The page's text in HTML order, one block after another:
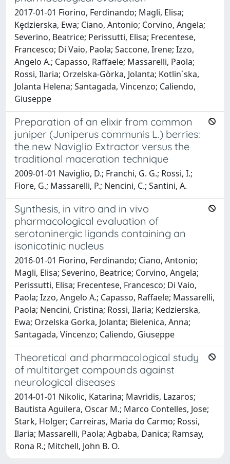
2017-01-01 Fiorino, Ferdinando; Magli, Elisa;
Kȩdzierska, Ewa; Ciano, Antonio; Corvino, Angela;
Severino, Beatrice; Perissutti, Elisa; Frecentese,
Francesco; Di Vaio, Paola; Saccone, Irene; Izzo,
Angelo A.; Capasso, Raffaele; Massarelli, Paola;
Rossi, Ilaria; Orzelska-Gòrka, Jolanta; Kotlin´ska,
Jolanta Helena; Santagada, Vincenzo; Caliendo,
Giuseppe
Preparation of an elixir from common
juniper (Juniperus communis L.) berries:
the new Naviglio Extractor versus the
traditional maceration technique
2009-01-01 Naviglio, D.; Franchi, G. G.; Rossi, I.;
Fiore, G.; Massarelli, P.; Nencini, C.; Santini, A.
Synthesis, in vitro and in vivo
pharmacological evaluation of
serotoninergic ligands containing an
isonicotinic nucleus
2016-01-01 Fiorino, Ferdinando; Ciano, Antonio;
Magli, Elisa; Severino, Beatrice; Corvino, Angela;
Perissutti, Elisa; Frecentese, Francesco; Di Vaio,
Paola; Izzo, Angelo A.; Capasso, Raffaele; Massarelli,
Paola; Nencini, Cristina; Rossi, Ilaria; Kedzierska,
Ewa; Orzelska Gorka, Jolanta; Bielenica, Anna;
Santagada, Vincenzo; Caliendo, Giuseppe
Theoretical and pharmacological study
of multitarget compounds against
neurological diseases
2014-01-01 Nikolic, Katarina; Mavridis, Lazaros;
Bautista Aguilera, Oscar M.; Marco Contelles, Jose;
Stark, Holger; Carreiras, Maria do Carmo; Rossi,
Ilaria; Massarelli, Paola; Agbaba, Danica; Ramsay,
Rona R.; Mitchell, John B. O.